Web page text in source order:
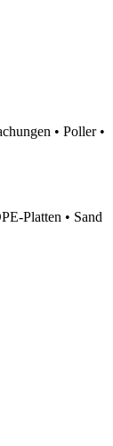
• Poller •
Platten • Sand